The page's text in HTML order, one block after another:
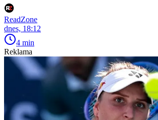
ReadZone
dnes, 18:12
4 min
Reklama